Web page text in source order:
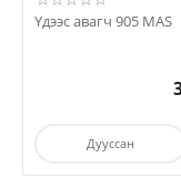
Үдээс авагч 905 MAS
Дууссан